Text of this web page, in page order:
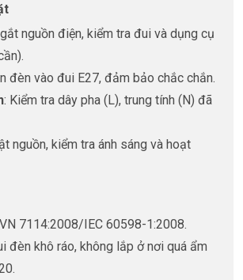
nguồn điện, kiểm tra đui và dụng cụ
đèn vào đui E27, đảm bảo chắc chắn.
: Kiểm tra dây pha (L), trung tính (N) đã
nguồn, kiểm tra ánh sáng và hoạt
7114:2008/IEC 60598-1:2008.
đèn khô ráo, không lắp ở nơi quá ẩm